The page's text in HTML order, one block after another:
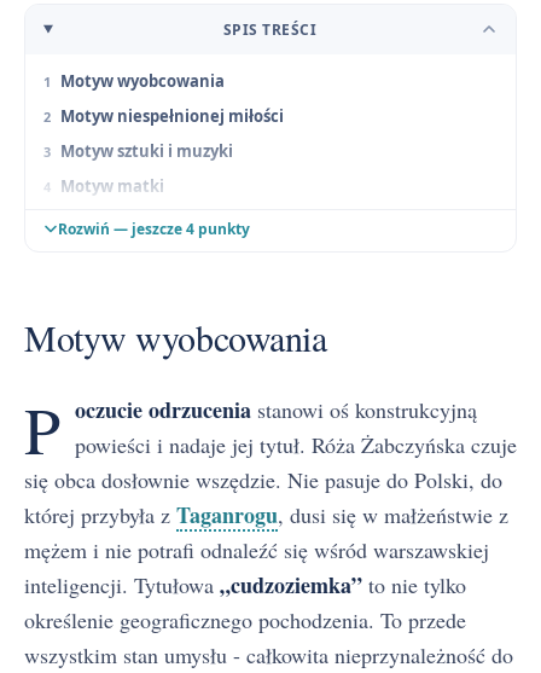
SPIS TREŚCI
Motyw wyobcowania
Motyw niespełnionej miłości
Motyw sztuki i muzyki
Motyw matki
Motyw czasu i pamięci
Motyw małżeństwa
Rozwiń — jeszcze 4 punkty
Motyw wyobcowania
P oczucie odrzucenia stanowi oś konstrukcyjną
powieści i nadaje jej tytuł. Róża Żabczyńska czuje
się obca dosłownie wszędzie. Nie pasuje do Polski, do
której przybyła z Taganrogu, dusi się w małżeństwie z
mężem i nie potrafi odnaleźć się wśród warszawskiej
inteligencji. Tytułowa „cudzoziemka” to nie tylko
określenie geograficznego pochodzenia. To przede
wszystkim stan umysłu - całkowita nieprzynależność do